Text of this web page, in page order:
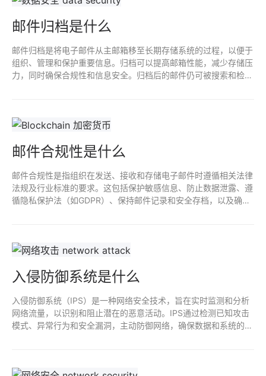
邮件归档是什么
邮件归档是将电子邮件从主邮箱移至长期存储系统的过程，以便于
组织、管理和保护重要信息。归档可以提高邮箱性能，减少存储压
力，同时确保合规性和信息安全。归档后的邮件仍可被搜索和检
邮件合规性是什么
邮件合规性是指组织在发送、接收和存储电子邮件时遵循相关法律
法规及行业标准的要求。这包括保护敏感信息、防止数据泄露、遵
循隐私保护法（如GDPR）、保持邮件记录和安全存档，以及确保
入侵防御系统是什么
入侵防御系统（IPS）是一种网络安全技术，旨在实时监测和分析
网络流量，以识别和阻止潜在的恶意活动。IPS通过检测已知攻击
模式、异常行为和安全漏洞，主动防御网络，确保数据和系统的安